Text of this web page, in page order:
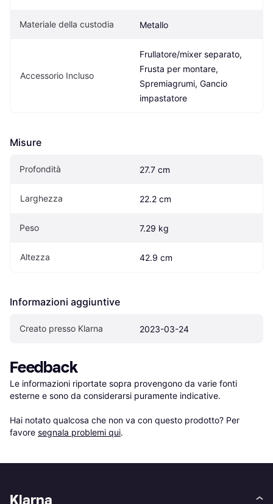
Materiale della custodia Metallo
Accessorio Incluso
Frullatore/mixer separato,
Frusta per montare,
Spremiagrumi, Gancio
impastatore
Misure
Profondità 27.7 cm
Larghezza 22.2 cm
Peso 7.29 kg
Altezza 42.9 cm
Informazioni aggiuntive
Creato presso Klarna 2023-03-24
Feedback
Le informazioni riportate sopra provengono da varie fonti
esterne e sono da considerarsi puramente indicative.
Hai notato qualcosa che non va con questo prodotto? Per
favore segnala problemi qui.
Klarna